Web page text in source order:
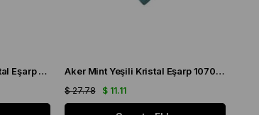
Aker Benetton Yeşili Kristal Eşarp 1070900 - 957 Aker Mint Yeşili Kristal Eşarp 1070900 - 952
$ 11.11
$ 27.78